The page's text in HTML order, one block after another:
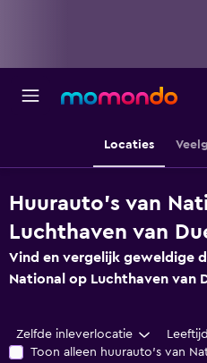
Locaties
Huurauto's van
Luchthaven van
Vind en vergelijk geweldige
National op Luchthaven van
Zelfde inleverlocatie
Toon alleen huurauto's van